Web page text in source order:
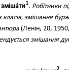
зміша́ти1. Робітники
змішання
(Ленін, 20,
змішання